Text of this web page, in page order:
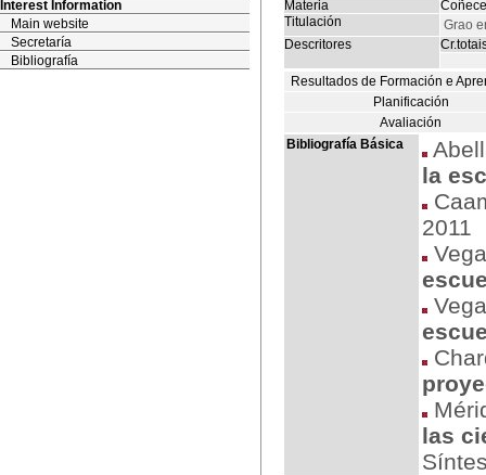
Interest Information
Main website
Secretaría
Bibliografía
Materia
Titulación
Grao
Descritores
Resultados de Formación e
Planificación
Avaliación
Bibliografía Básica
la
2011
las